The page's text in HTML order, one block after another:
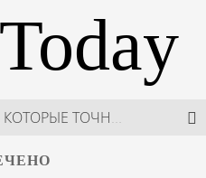
В МОСКВЕ СОСТОЯЛСЯ ПЯТЫЙ СЕЗОН НЕДЕЛИ ВЫСОКОЙ МОДЫ РОССИИ